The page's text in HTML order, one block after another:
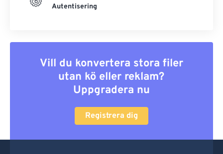
Autentisering
Vill du konvertera stora filer
utan kö eller reklam?
Uppgradera nu
Registrera dig